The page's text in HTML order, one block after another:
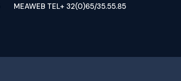
MEAWEB TEL+ 32(0)65/35.55.85